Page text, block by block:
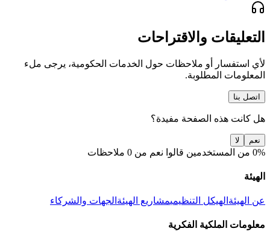
التعليقات والاقتراحات
لأي استفسار أو ملاحظات حول الخدمات الحكومية، يرجى ملء
المعلومات المطلوبة.
اتصل بنا
هل كانت هذه الصفحة مفيدة؟
نعم لا
0% من المستخدمين قالوا نعم من 0 ملاحظات
الهيئة
عن الهيئة الهيكل التنظيميمشاريع الهيئة الجهات والشركاء
معلومات الملكية الفكرية